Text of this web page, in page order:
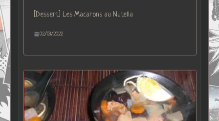
[Dessert] Les Macarons au Nutella
02/03/2022